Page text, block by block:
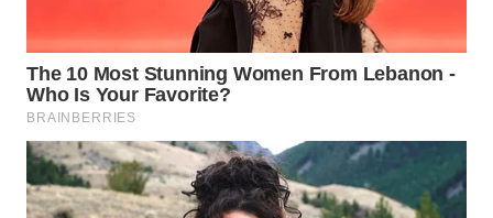
SURABAYA
WN
NATUNA
WN
BINTAN